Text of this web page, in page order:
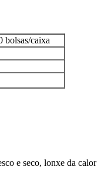
bolsas/caixa
e seco, lonxe da calor